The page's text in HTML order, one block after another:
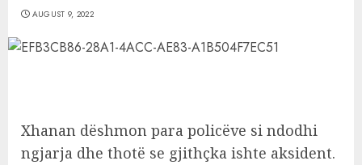
AUGUST 9, 2022
Xhanan dëshmon para policëve si ndodhi
ngjarja dhe thotë se gjithçka ishte aksident.